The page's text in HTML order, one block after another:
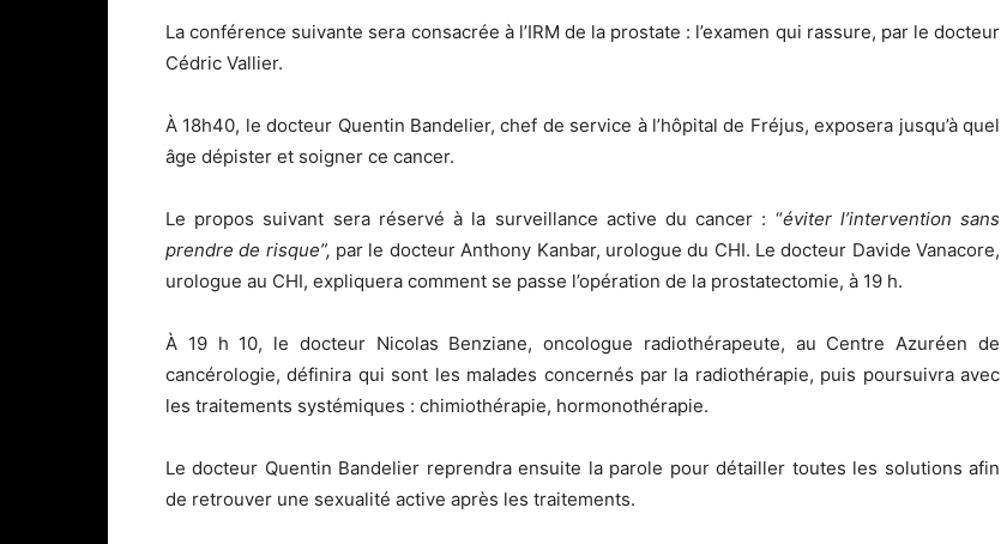
La conférence suivante sera consacrée à l’IRM de la prostate : l’examen qui rassure, par le docteur
Cédric Vallier.
À 18h40, le docteur Quentin Bandelier, chef de service à l’hôpital de Fréjus, exposera jusqu’à quel
âge dépister et soigner ce cancer.
Le propos suivant sera réservé à la surveillance active du cancer : “éviter l’intervention sans
prendre de risque”, par le docteur Anthony Kanbar, urologue du CHI. Le docteur Davide Vanacore,
urologue au CHI, expliquera comment se passe l’opération de la prostatectomie, à 19 h.
À 19 h 10, le docteur Nicolas Benziane, oncologue radiothérapeute, au Centre Azuréen de
cancérologie, définira qui sont les malades concernés par la radiothérapie, puis poursuivra avec
les traitements systémiques : chimiothérapie, hormonothérapie.
Le docteur Quentin Bandelier reprendra ensuite la parole pour détailler toutes les solutions afin
de retrouver une sexualité active après les traitements.